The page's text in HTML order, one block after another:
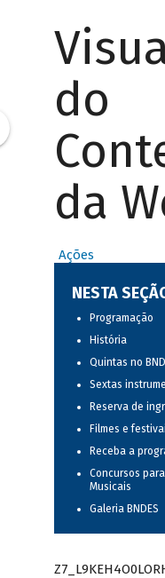
do
da
Ações
NESTA
Programação
História
Quintas no
Sextas
Reserva de
Filmes e
Receba a
Concursos
Musicais
Galeria BNDES